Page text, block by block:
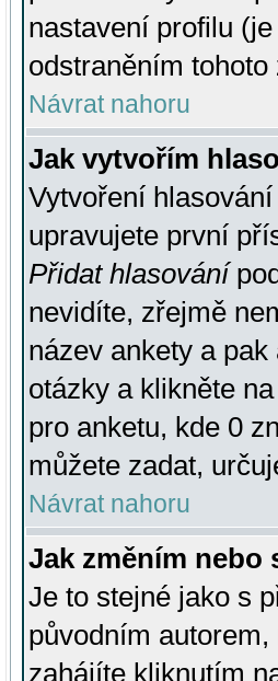
nastavení profilu
odstraněním tohoto
Návrat nahoru
Jak vytvořím
Vytvoření
upravujete první
Přidat hlasování
nevidíte, zřejmě
název ankety a
otázky a klikněte na
pro anketu, kde 0
můžete zadat,
Návrat nahoru
Jak změním nebo
Je to stejné jako s
původním
zahájíte kliknutím